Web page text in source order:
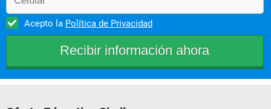
Acepto la Política de Privacidad